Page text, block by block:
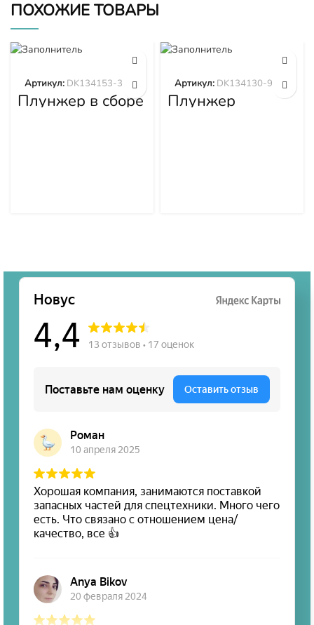
ПОХОЖИЕ ТОВАРЫ
Плунжер в сборе
DK134153-3520
Артикул: DK134153-3520
Плунжер
DK134130-9320
Артикул: DK134130-9320